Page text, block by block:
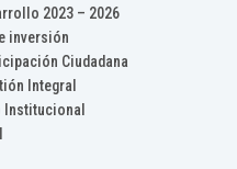
2023 – 2026
inversión
Ciudadana
Integral
Institucional